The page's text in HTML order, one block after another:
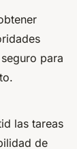
para
las tareas
de